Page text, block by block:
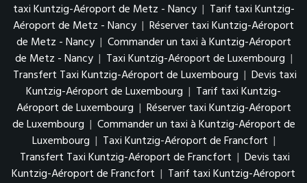
taxi Kuntzig-Aéroport de Metz - Nancy | Tarif taxi Kuntzig-
Aéroport de Metz - Nancy | Réserver taxi Kuntzig-Aéroport
de Metz - Nancy | Commander un taxi à Kuntzig-Aéroport
de Metz - Nancy | Taxi Kuntzig-Aéroport de Luxembourg |
Transfert Taxi Kuntzig-Aéroport de Luxembourg | Devis taxi
Kuntzig-Aéroport de Luxembourg | Tarif taxi Kuntzig-
Aéroport de Luxembourg | Réserver taxi Kuntzig-Aéroport
de Luxembourg | Commander un taxi à Kuntzig-Aéroport de
Luxembourg | Taxi Kuntzig-Aéroport de Francfort |
Transfert Taxi Kuntzig-Aéroport de Francfort | Devis taxi
Kuntzig-Aéroport de Francfort | Tarif taxi Kuntzig-Aéroport